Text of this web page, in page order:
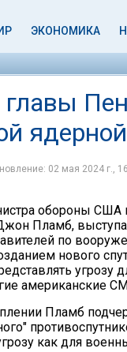
ЭКОНОМИКА
02 мая 2024 г.,
обороны США
Пламб,
по
нового
угрозу
американские
Пламб
как для